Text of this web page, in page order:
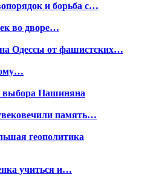
и борьба с…
во дворе…
Одессы от фашистских…
выбора Пашиняна
память…
геополитика
учиться и…